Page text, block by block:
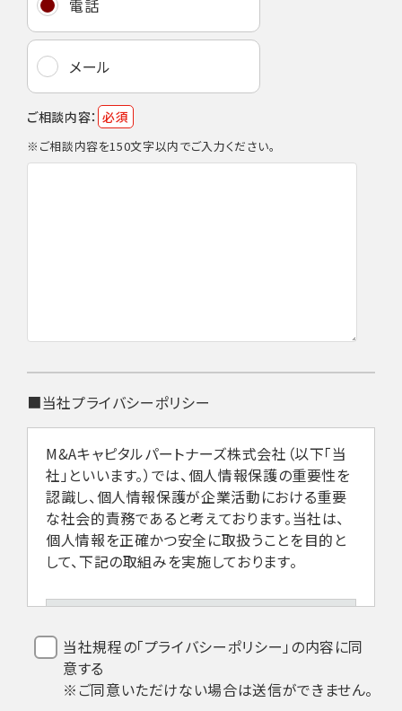
電話
メール
ご相談内容： 必須
※ご相談内容を150文字以内でご入力ください。
■当社プライバシーポリシー
M&Aキャピタルパートナーズ株式会社（以下「当
社」といいます。）では、個人情報保護の重要性を
認識し、個人情報保護が企業活動における重要
な社会的責務であると考えております。当社は、
個人情報を正確かつ安全に取扱うことを目的と
して、下記の取組みを実施しております。
当社は、個人情報を取扱うにあたり、個人
当社規程の「プライバシーポリシー」の内容に同
意する
※ご同意いただけない場合は送信ができません。